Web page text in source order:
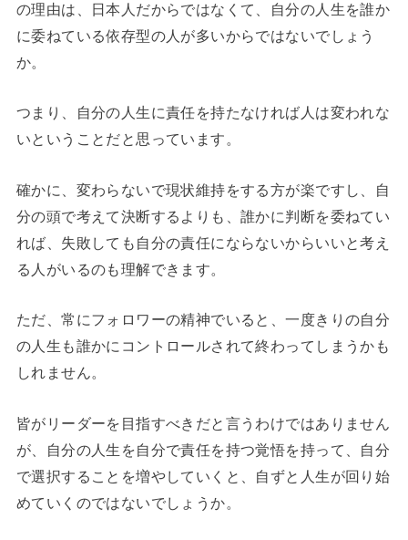
の理由は、日本人だからではなくて、自分の人生を誰か
に委ねている依存型の人が多いからではないでしょう
か。
つまり、自分の人生に責任を持たなければ人は変われな
いということだと思っています。
確かに、変わらないで現状維持をする方が楽ですし、自
分の頭で考えて決断するよりも、誰かに判断を委ねてい
れば、失敗しても自分の責任にならないからいいと考え
る人がいるのも理解できます。
ただ、常にフォロワーの精神でいると、一度きりの自分
の人生も誰かにコントロールされて終わってしまうかも
しれません。
皆がリーダーを目指すべきだと言うわけではありません
が、自分の人生を自分で責任を持つ覚悟を持って、自分
で選択することを増やしていくと、自ずと人生が回り始
めていくのではないでしょうか。